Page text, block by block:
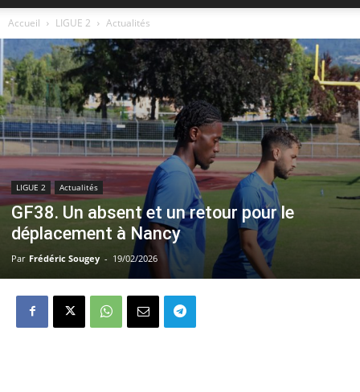
Accueil LIGUE 2 Actualités
LIGUE 2 Actualités
GF38. Un absent et un retour pour le
déplacement à Nancy
Par Frédéric Sougey - 19/02/2026